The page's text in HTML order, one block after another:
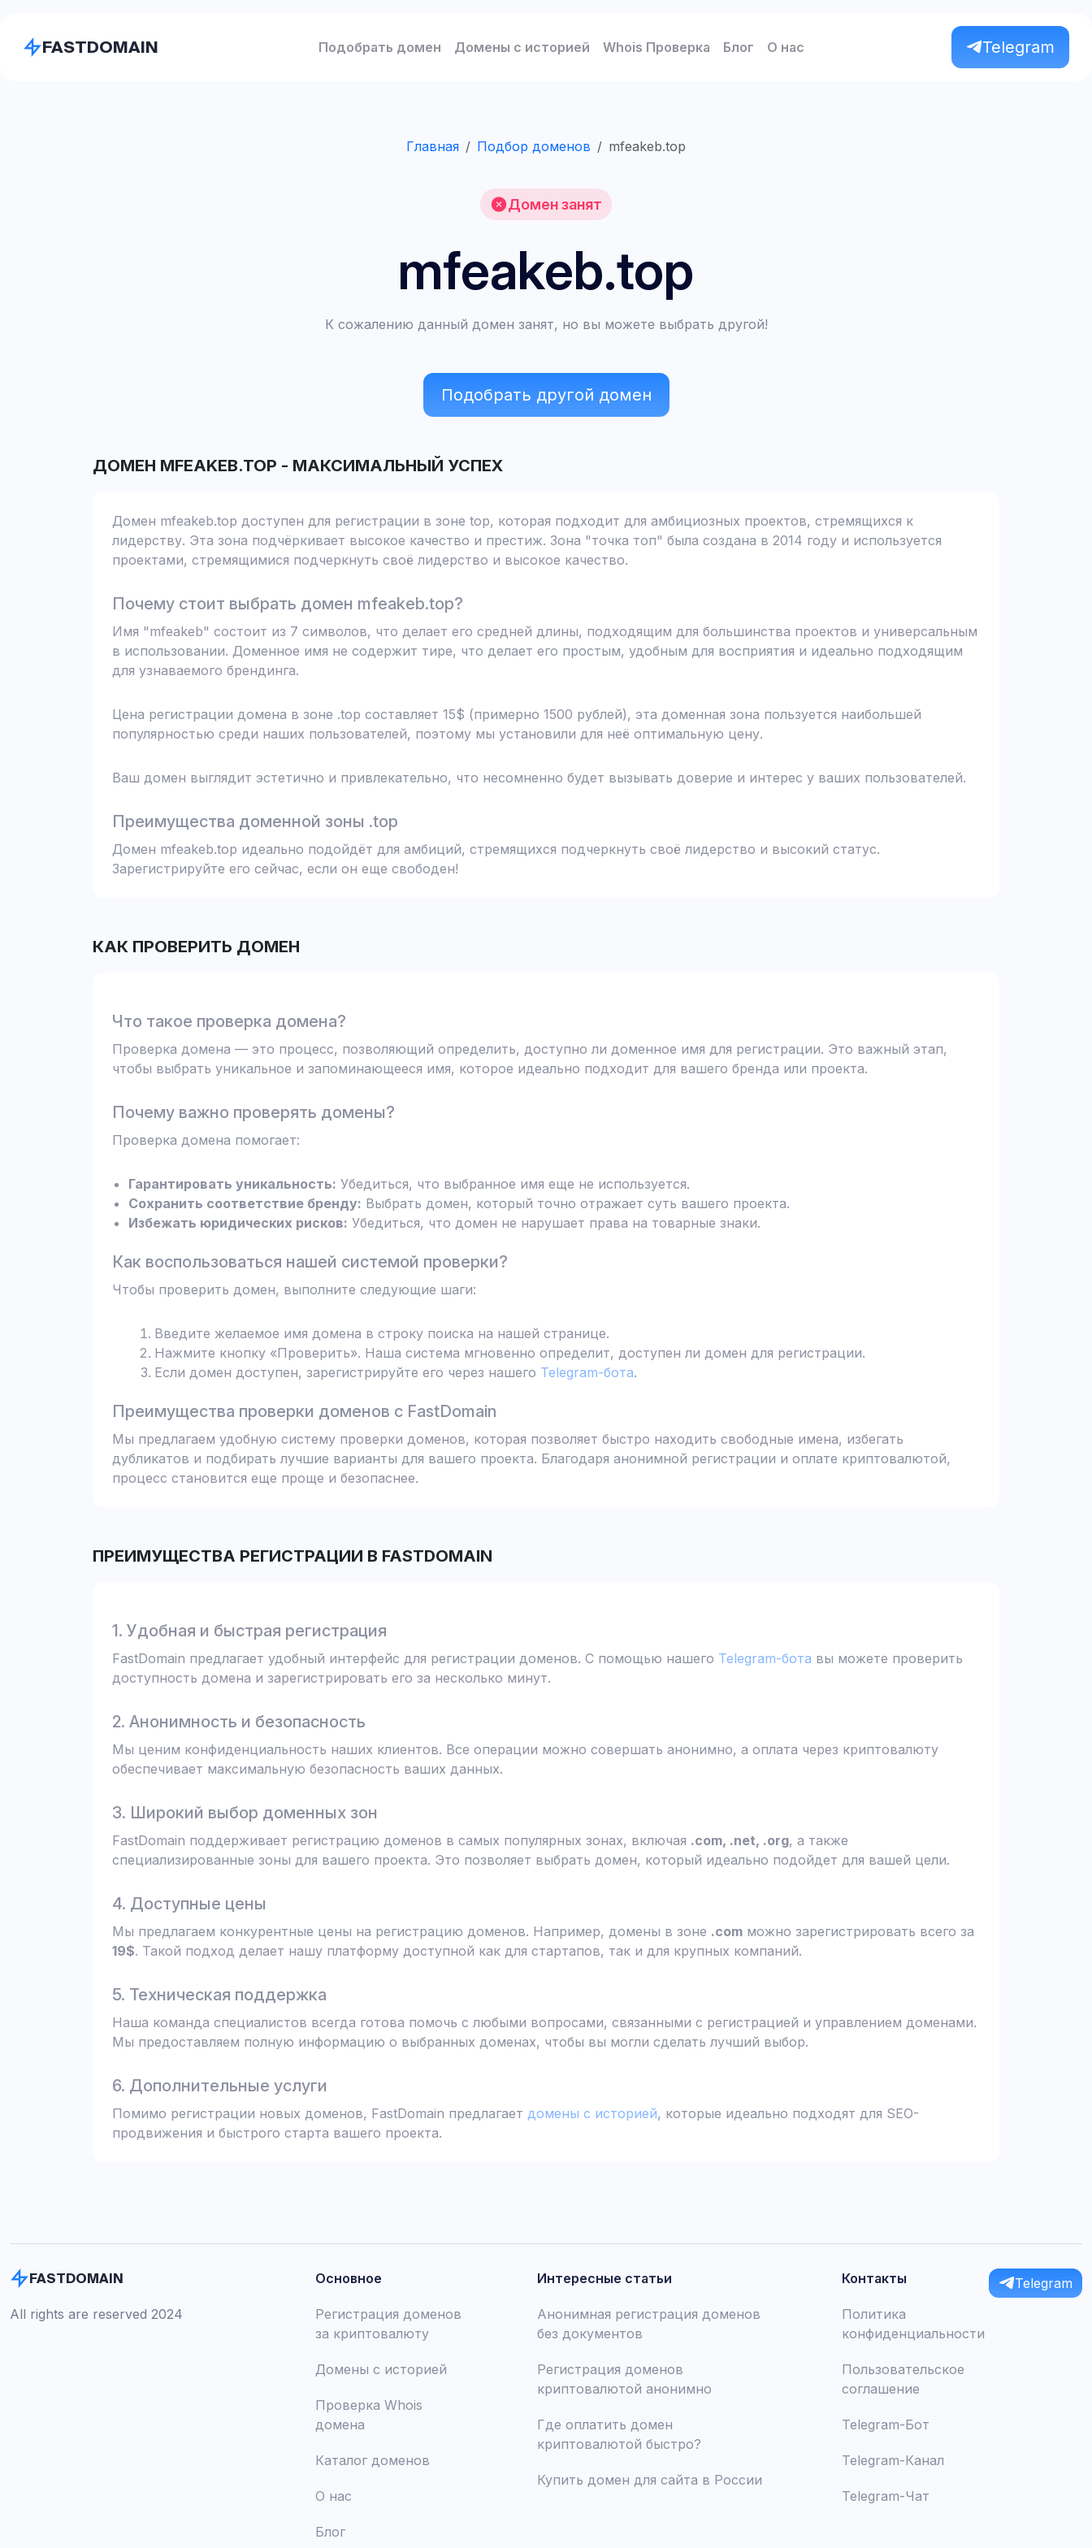
FASTDOMAIN Подобрать домен Домены с историей Whois Проверка Блог О нас Telegram
Главная Подбор доменов mfeakeb.top
Домен занят
mfeakeb.top
К сожалению данный домен занят, но вы можете выбрать другой!
Подобрать другой домен
ДОМЕН MFEAKEB.TOP - МАКСИМАЛЬНЫЙ УСПЕХ
Домен mfeakeb.top доступен для регистрации в зоне top, которая подходит для амбициозных проектов, стремящихся к
лидерству. Эта зона подчёркивает высокое качество и престиж. Зона "точка топ" была создана в 2014 году и используется
проектами, стремящимися подчеркнуть своё лидерство и высокое качество.
Почему стоит выбрать домен mfeakeb.top?
Имя "mfeakeb" состоит из 7 символов, что делает его средней длины, подходящим для большинства проектов и универсальным
в использовании. Доменное имя не содержит тире, что делает его простым, удобным для восприятия и идеально подходящим
для узнаваемого брендинга.
Цена регистрации домена в зоне .top составляет 15$ (примерно 1500 рублей), эта доменная зона пользуется наибольшей
популярностью среди наших пользователей, поэтому мы установили для неё оптимальную цену.
Ваш домен выглядит эстетично и привлекательно, что несомненно будет вызывать доверие и интерес у ваших пользователей.
Преимущества доменной зоны .top
Домен mfeakeb.top идеально подойдёт для амбиций, стремящихся подчеркнуть своё лидерство и высокий статус.
Зарегистрируйте его сейчас, если он еще свободен!
КАК ПРОВЕРИТЬ ДОМЕН
Что такое проверка домена?
Проверка домена — это процесс, позволяющий определить, доступно ли доменное имя для регистрации. Это важный этап,
чтобы выбрать уникальное и запоминающееся имя, которое идеально подходит для вашего бренда или проекта.
Почему важно проверять домены?
Проверка домена помогает:
Гарантировать уникальность: Убедиться, что выбранное имя еще не используется.
Сохранить соответствие бренду: Выбрать домен, который точно отражает суть вашего проекта.
Избежать юридических рисков: Убедиться, что домен не нарушает права на товарные знаки.
Как воспользоваться нашей системой проверки?
Чтобы проверить домен, выполните следующие шаги:
Введите желаемое имя домена в строку поиска на нашей странице.
Нажмите кнопку «Проверить». Наша система мгновенно определит, доступен ли домен для регистрации.
Если домен доступен, зарегистрируйте его через нашего Telegram-бота.
Преимущества проверки доменов с FastDomain
Мы предлагаем удобную систему проверки доменов, которая позволяет быстро находить свободные имена, избегать
дубликатов и подбирать лучшие варианты для вашего проекта. Благодаря анонимной регистрации и оплате криптовалютой,
процесс становится еще проще и безопаснее.
ПРЕИМУЩЕСТВА РЕГИСТРАЦИИ В FASTDOMAIN
1. Удобная и быстрая регистрация
FastDomain предлагает удобный интерфейс для регистрации доменов. С помощью нашего Telegram-бота вы можете проверить
доступность домена и зарегистрировать его за несколько минут.
2. Анонимность и безопасность
Мы ценим конфиденциальность наших клиентов. Все операции можно совершать анонимно, а оплата через криптовалюту
обеспечивает максимальную безопасность ваших данных.
3. Широкий выбор доменных зон
FastDomain поддерживает регистрацию доменов в самых популярных зонах, включая .com, .net, .org, а также
специализированные зоны для вашего проекта. Это позволяет выбрать домен, который идеально подойдет для вашей цели.
4. Доступные цены
Мы предлагаем конкурентные цены на регистрацию доменов. Например, домены в зоне .com можно зарегистрировать всего за
19$. Такой подход делает нашу платформу доступной как для стартапов, так и для крупных компаний.
5. Техническая поддержка
Наша команда специалистов всегда готова помочь с любыми вопросами, связанными с регистрацией и управлением доменами.
Мы предоставляем полную информацию о выбранных доменах, чтобы вы могли сделать лучший выбор.
6. Дополнительные услуги
Помимо регистрации новых доменов, FastDomain предлагает домены с историей, которые идеально подходят для SEO-
продвижения и быстрого старта вашего проекта.
FASTDOMAIN
All rights are reserved 2024
Основное
Регистрация доменов
за криптовалюту
Домены с историей
Проверка Whois
домена
Каталог доменов
О нас
Блог
Интересные статьи
Анонимная регистрация доменов
без документов
Регистрация доменов
криптовалютой анонимно
Где оплатить домен
криптовалютой быстро?
Купить домен для сайта в России
Контакты
Политика
конфиденциальности
Пользовательское
соглашение
Telegram-Бот
Telegram-Канал
Telegram-Чат
Telegram